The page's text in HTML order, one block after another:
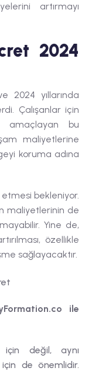
artırmayı
2024
2024 yıllarında
Çalışanlar için
amaçlayan bu
maliyetlerine
koruma adına
etmesi bekleniyor.
maliyetlerinin de
Yine de,
özellikle
sağlayacaktır.
ile
için değil, aynı
de önemlidir.